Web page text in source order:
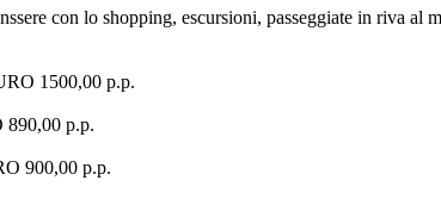
con lo shopping, escursioni, passeggiate in riva al
1500,00 p.p.
p.p.
900,00 p.p.